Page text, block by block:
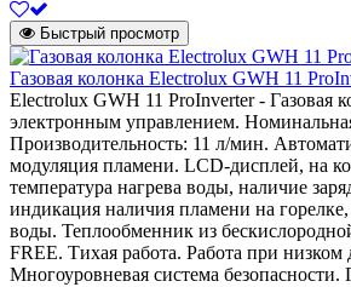
Быстрый просмотр
Газовая колонка Electrolux GWH 11
Electrolux GWH 11 ProInverter - Газовая
электронным управлением.
Производительность: 11 л/мин.
модуляция пламени. LCD-дисплей, на
температура нагрева воды, наличие
индикация наличия пламени на
воды. Теплообменник из
FREE. Тихая работа. Работа при низком
Многоуровневая система безопасности.